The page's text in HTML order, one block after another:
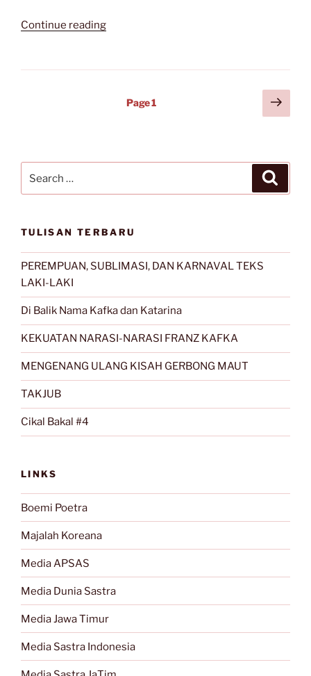
Continue reading“KERAJINAN
Warisan
Moyang”
Page1
Next
page
TULISAN TERBARU
PEREMPUAN, SUBLIMASI, DAN KARNAVAL TEKS
LAKI-LAKI
Di Balik Nama Kafka dan Katarina
KEKUATAN NARASI-NARASI FRANZ KAFKA
MENGENANG ULANG KISAH GERBONG MAUT
TAKJUB
Cikal Bakal #4
LINKS
Boemi Poetra
Majalah Koreana
Media APSAS
Media Dunia Sastra
Media Jawa Timur
Media Sastra Indonesia